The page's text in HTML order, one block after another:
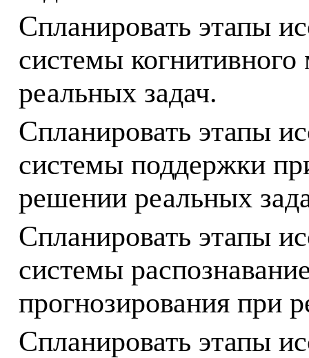
Спланировать этапы
системы
реальных задач.
Спланировать этапы
системы поддержки
решении реальных
Спланировать этапы
системы
прогнозирования при
Спланировать этапы